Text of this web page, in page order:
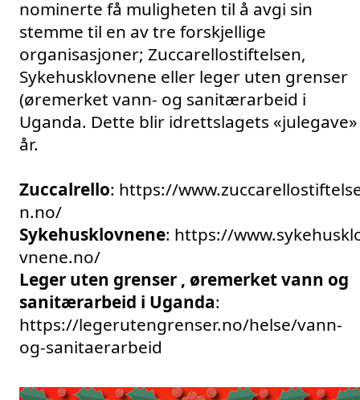
nominerte få muligheten til å avgi sin
stemme til en av tre forskjellige
organisasjoner; Zuccarellostiftelsen,
Sykehusklovnene eller leger uten grenser
(øremerket vann- og sanitærarbeid i
Uganda. Dette blir idrettslagets
år.
Zuccalrello: https://
n.no/
Sykehusklovnene: https://
vnene.no/
Leger uten grenser , øremerket vann og
sanitærarbeid i Uganda:
https://legerutengrenser.no/helse/vann-
og-sanitaerarbeid